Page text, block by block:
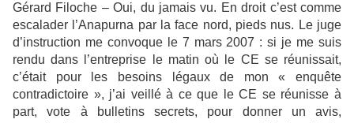
Gérard Filoche – Oui, du jamais vu. En droit c’est comme
escalader l’Anapurna par la face nord, pieds nus. Le juge
d’instruction me convoque le 7 mars 2007 : si je me suis
rendu dans l’entreprise le matin où le CE se réunissait,
c’était pour les besoins légaux de mon « enquête
contradictoire », j’ai veillé à ce que le CE se réunisse à
part, vote à bulletins secrets, pour donner un avis,